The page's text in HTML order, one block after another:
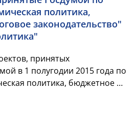
политика,
законодательство"
принятых
в 1 полугодии 2015 года по
политика, бюджетное и